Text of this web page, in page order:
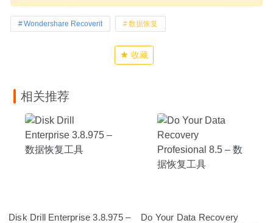
Wondershare Recoverit 数据恢复
收藏
相关推荐
Disk Drill Enterprise 3.8.975 –
Do Your Data Recovery